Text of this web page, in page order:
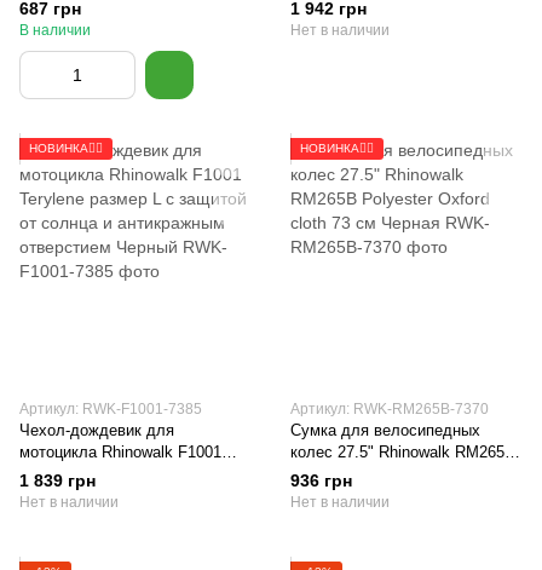
B38 Черная
687 грн
В наличии
от солнца и антикражным
1 942 грн
Нет в наличии
НОВИНКА🚴‍♂️
Артикул: RWK-F1001-7385
Чехол-дождевик для
мотоцикла Rhinowalk F1001
Terylene размер L с защитой от
солнца и антикражным
1 839 грн
Нет в наличии
НОВИНКА🚴‍♂️
Артикул: RWK-RM265B-7370
Сумка для велосипедных
колес 27.5" Rhinowalk RM265B
Polyester Oxford cloth 73 см
Черная
936 грн
Нет в наличии